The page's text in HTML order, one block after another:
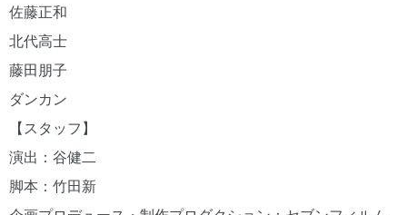
佐藤正和
北代高士
藤田朋子
ダンカン
【スタッフ】
演出：谷健二
脚本：竹田新